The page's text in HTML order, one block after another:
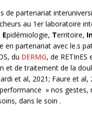
de partenariat
au 1er laboratoire
Epidémiologie, Territoire,
en partenariat avec le.s
du DERMG, de RETInES
et de traitement de la
et al, 2021; Faure et al,
» nos
dans le soin .